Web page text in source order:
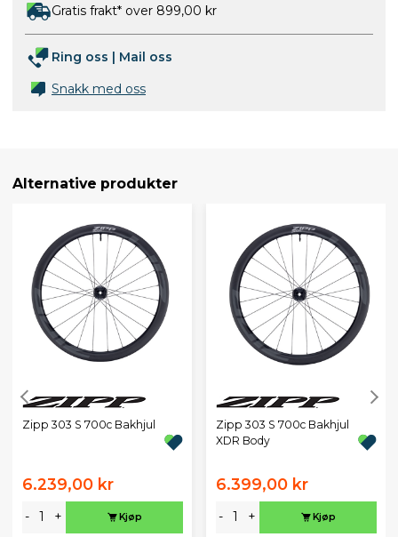
Gratis frakt* over 899,00 kr
Ring oss | Mail oss
Snakk med oss
Alternative produkter
Zipp 303 S 700c Bakhjul
6.239,00 kr
- + Kjøp
Zipp 303 S 700c Bakhjul
XDR Body
6.399,00 kr
- + Kjøp